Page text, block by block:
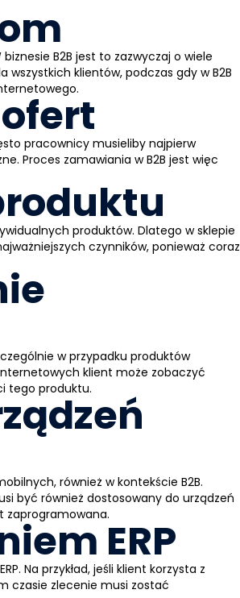
B2B jest to zazwyczaj o wiele
wszystkich klientów, podczas gdy w B2B
pracownicy musieliby najpierw
Proces zamawiania w B2B jest więc
produktów. Dlatego w sklepie
czynników, ponieważ coraz
w przypadku produktów
klient może zobaczyć
tego produktu.
również w kontekście B2B.
być również dostosowany do urządzeń
zaprogramowana.ERP
ERP. Na przykład, jeśli klient korzysta z
czasie zlecenie musi zostać